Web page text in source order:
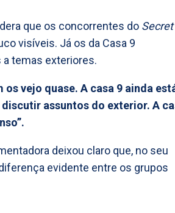
que os concorrentes do Secret
visíveis. Já os da Casa 9
temas exteriores.
os vejo quase. A casa 9 ainda
assuntos do exterior. A
deixou claro que, no seu
evidente entre os grupos